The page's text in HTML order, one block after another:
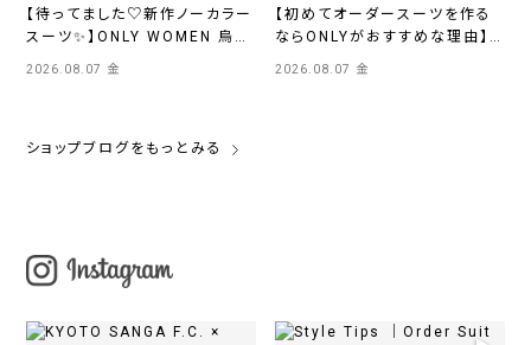
【待ってました♡新作ノーカラー
スーツ✨】ONLY WOMEN 烏丸
2026.08.07 金
【初めてオーダースーツを作る
ならONLYがおすすめな理由】
ONLYイオンモール浜松市野店
2026.08.07 金
ショップブログをもっとみる